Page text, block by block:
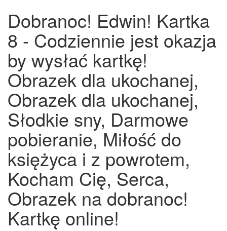
Dobranoc! Edwin! Kartka
8 - Codziennie jest okazja
by wysłać kartkę!
Obrazek dla ukochanej,
Obrazek dla ukochanej,
Słodkie sny, Darmowe
pobieranie, Miłość do
księżyca i z powrotem,
Kocham Cię, Serca,
Obrazek na dobranoc!
Kartkę online!